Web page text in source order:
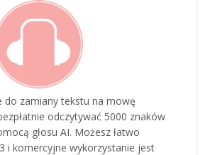
do zamiany tekstu na mowę
odczytywać 5000 znaków
głosu AI. Możesz łatwo
i komercyjne wykorzystanie jest